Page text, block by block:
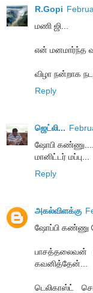
R.Gopi
மணி ஜி...
என் மனமார்ந்த
விழா நன்றாக
Reply
ஜெட்லி...
ஷோபி
மானிட்டர் மப்பு...
Reply
அகல்விளக்கு
ஷோப்பி கண்ணு
பாசத்தலைவன்
கவனித்தேன்...
டெலிகாஸ்ட்